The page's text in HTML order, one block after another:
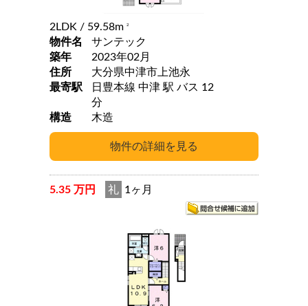
2LDK / 59.58m 2
物件名
サンテック
築年
2023年02月
住所
大分県中津市上池永
最寄駅
日豊本線 中津 駅 バス 12
分
構造
木造
5.35 万円 礼 1ヶ月